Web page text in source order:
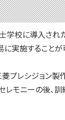
学校に導入され
実施すること
プレシジョン製
レモニーの後、